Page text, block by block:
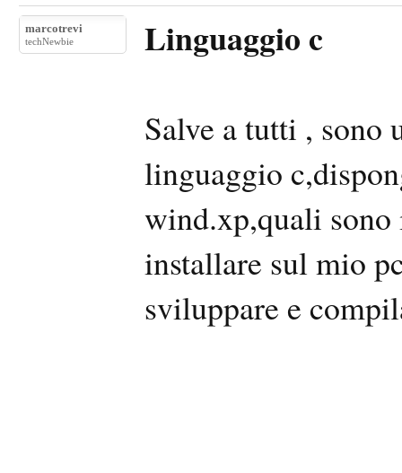
marcotrevi
techNewbie Linguaggio c
Salve a tutti ,
linguaggio
wind.xp,quali sono
installare sul mio
sviluppare e